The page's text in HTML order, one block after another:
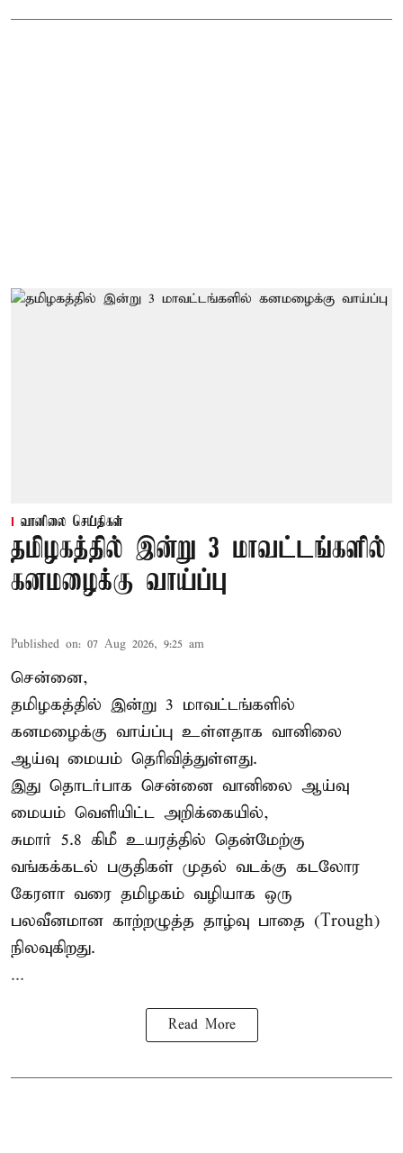
வானிலை செய்திகள்
தமிழகத்தில் இன்று 3 மாவட்டங்களில்
கனமழைக்கு வாய்ப்பு
Published on: 07 Aug 2026, 9:25 am
சென்னை,
தமிழகத்தில் இன்று 3 மாவட்டங்களில்
கனமழைக்கு வாய்ப்பு உள்ளதாக வானிலை
ஆய்வு மையம் தெரிவித்துள்ளது.
இது தொடர்பாக சென்னை வானிலை ஆய்வு
மையம் வெளியிட்ட அறிக்கையில்,
சுமார் 5.8 கிமீ உயரத்தில் தென்மேற்கு
வங்கக்கடல் பகுதிகள் முதல் வடக்கு கடலோர
கேரளா வரை தமிழகம் வழியாக ஒரு
பலவீனமான காற்றழுத்த தாழ்வு பாதை (Trough)
நிலவுகிறது.
...
Read More